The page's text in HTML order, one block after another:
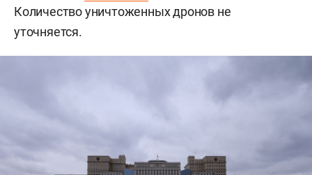
Количество уничтоженных дронов не
уточняется.